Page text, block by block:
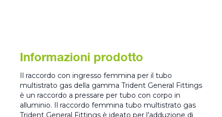
Informazioni prodotto
Il raccordo con ingresso femmina per il tubo
multistrato gas della gamma Trident General Fittings
è un raccordo a pressare per tubo con corpo in
alluminio. Il raccordo femmina tubo multistrato gas
Trident General Fittings è ideato per l’adduzione di